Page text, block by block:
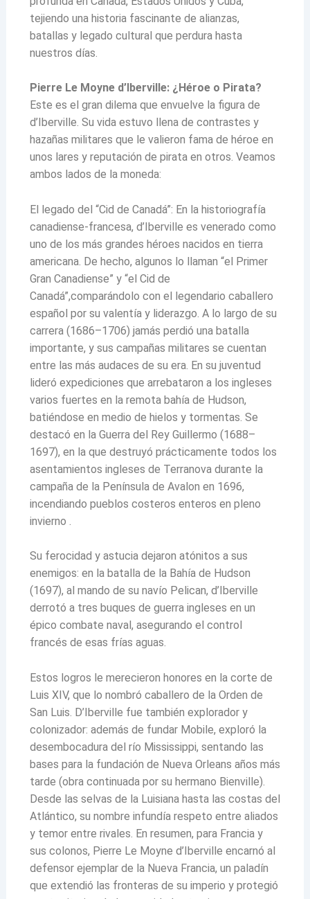
tejiendo una historia fascinante de alianzas,
batallas y legado cultural que perdura hasta
nuestros días.
Pierre Le Moyne d’Iberville: ¿Héroe o Pirata?
Este es el gran dilema que envuelve la figura de
d’Iberville. Su vida estuvo llena de contrastes y
hazañas militares que le valieron fama de héroe en
unos lares y reputación de pirata en otros. Veamos
ambos lados de la moneda:
El legado del “Cid de Canadá”: En la historiografía
canadiense-francesa, d’Iberville es venerado como
uno de los más grandes héroes nacidos en tierra
americana. De hecho, algunos lo llaman “el Primer
Gran Canadiense” y “el Cid de
Canadá”,comparándolo con el legendario caballero
español por su valentía y liderazgo. A lo largo de su
carrera (1686–1706) jamás perdió una batalla
importante, y sus campañas militares se cuentan
entre las más audaces de su era. En su juventud
lideró expediciones que arrebataron a los ingleses
varios fuertes en la remota bahía de Hudson,
batiéndose en medio de hielos y tormentas. Se
destacó en la Guerra del Rey Guillermo (1688–
1697), en la que destruyó prácticamente todos los
asentamientos ingleses de Terranova durante la
campaña de la Península de Avalon en 1696,
incendiando pueblos costeros enteros en pleno
invierno .
Su ferocidad y astucia dejaron atónitos a sus
enemigos: en la batalla de la Bahía de Hudson
(1697), al mando de su navío Pelican, d’Iberville
derrotó a tres buques de guerra ingleses en un
épico combate naval, asegurando el control
francés de esas frías aguas.
Estos logros le merecieron honores en la corte de
Luis XIV, que lo nombró caballero de la Orden de
San Luis. D’Iberville fue también explorador y
colonizador: además de fundar Mobile, exploró la
desembocadura del río Mississippi, sentando las
bases para la fundación de Nueva Orleans años más
tarde (obra continuada por su hermano Bienville).
Desde las selvas de la Luisiana hasta las costas del
Atlántico, su nombre infundía respeto entre aliados
y temor entre rivales. En resumen, para Francia y
sus colonos, Pierre Le Moyne d’Iberville encarnó al
defensor ejemplar de la Nueva Francia, un paladín
que extendió las fronteras de su imperio y protegió